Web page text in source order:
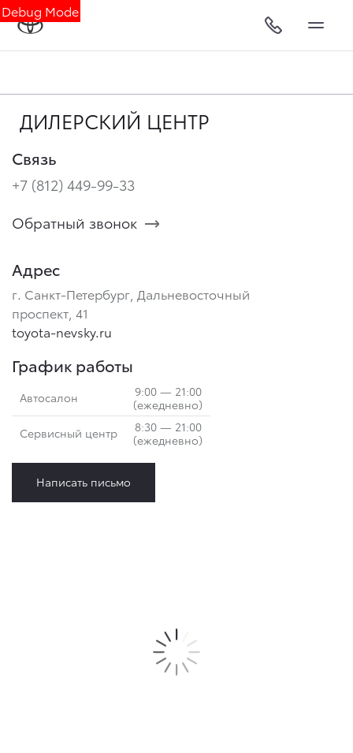
Debug Mode
ДИЛЕРСКИЙ ЦЕНТР
Адрес
г. Санкт-Петербург, Дальневосточный
проспект, 41
toyota-nevsky.ru
График работы
Автосалон
9:00 — 21:00
(ежедневно)
Сервисный центр
8:30 — 21:00
(ежедневно)
Связь
+7 (812) 449-99-33
Обратный звонок
Написать письмо